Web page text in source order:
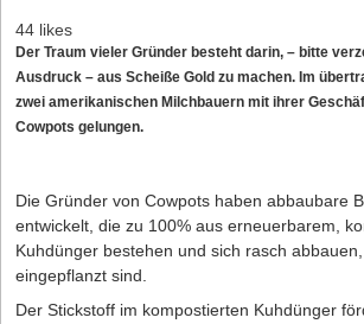
44 likes
Der Traum vieler Gründer besteht darin, – bitte
Ausdruck – aus Scheiße Gold zu machen. Im
zwei amerikanischen Milchbauern mit ihrer
Cowpots gelungen.
Die Gründer von Cowpots haben abbaubare
entwickelt, die zu 100% aus erneuerbarem,
Kuhdünger bestehen und sich rasch
eingepflanzt sind.
Der Stickstoff im kompostierten Kuhdünger